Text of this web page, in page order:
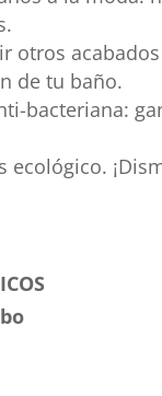
otros
de tu baño.
bacteriana:
ecológico.